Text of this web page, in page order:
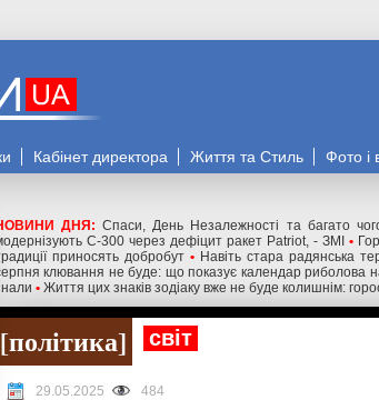
Кабінет директора Життя та Стиль Фото і
ДНЯ:Спаси, День Незалежності та багато
С-300 через дефіцит ракет Patriot, - ЗМІ
•
приносять добробут • Навіть стара радянська
клювання не буде: що показує календар риболова
• Життя цих знаків зодіаку вже не буде колишнім:
політика світ
29.05.2025 484